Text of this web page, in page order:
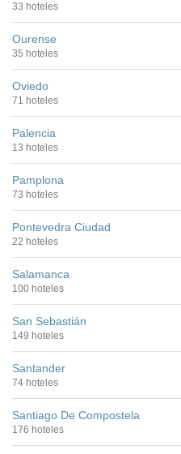
33 hoteles
Ourense
35 hoteles
Oviedo
71 hoteles
Palencia
13 hoteles
Pamplona
73 hoteles
Pontevedra Ciudad
22 hoteles
Salamanca
100 hoteles
San Sebastián
149 hoteles
Santander
74 hoteles
Santiago De Compostela
176 hoteles